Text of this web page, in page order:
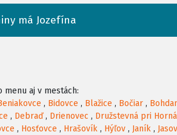
má Jozefína
aj v mestách:
, Bidovce , Blažice , Bočiar ,
, Debraď, Drienovec , Družstevná pri
, Hosťovce , Hrašovík , Hýľov , Janík , Jasov